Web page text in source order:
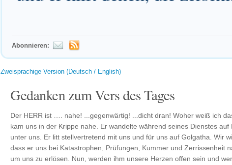
Abonnieren:
Zweisprachige Version (Deutsch / English)
Gedanken zum Vers des Tages
Der HERR ist …. nahe! ...gegenwärtig! ...dicht dran! Woher weiß ich
kam uns in der Krippe nahe. Er wandelte während seines Dienstes auf
unter uns. Er litt stellvertretend mit uns und für uns auf Golgatha. Wir
dass er uns bei Katastrophen, Prüfungen, Kummer und Zerrissenheit
um uns zu erlösen. Nun, werden ihm unsere Herzen offen sein und